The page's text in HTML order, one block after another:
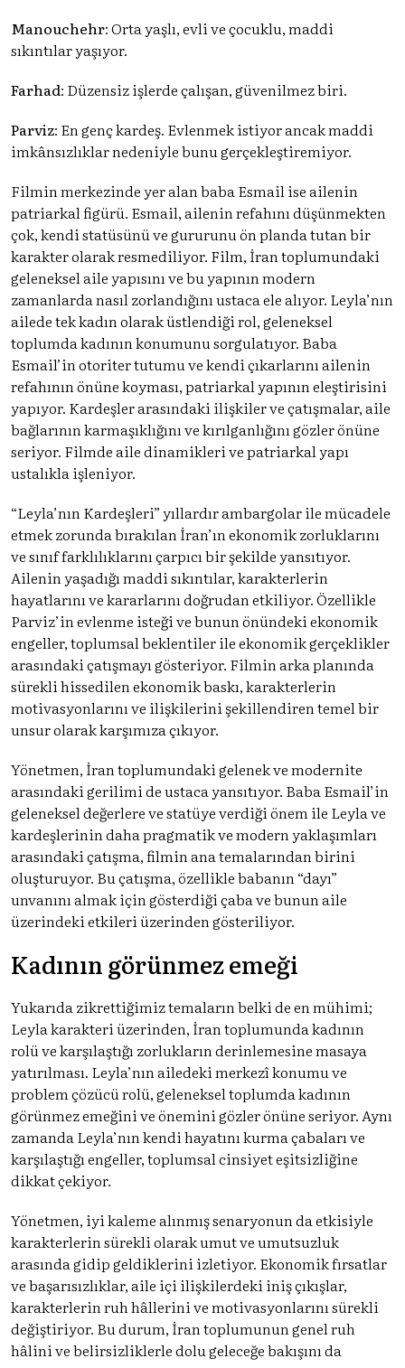
Manouchehr: Orta yaşlı, evli ve çocuklu, maddi
sıkıntılar yaşıyor.
Farhad: Düzensiz işlerde çalışan, güvenilmez biri.
Parviz: En genç kardeş. Evlenmek istiyor ancak maddi
imkânsızlıklar nedeniyle bunu gerçekleştiremiyor.
Filmin merkezinde yer alan baba Esmail ise ailenin
patriarkal figürü. Esmail, ailenin refahını düşünmekten
çok, kendi statüsünü ve gururunu ön planda tutan bir
karakter olarak resmediliyor. Film, İran toplumundaki
geleneksel aile yapısını ve bu yapının modern
zamanlarda nasıl zorlandığını ustaca ele alıyor. Leyla’nın
ailede tek kadın olarak üstlendiği rol, geleneksel
toplumda kadının konumunu sorgulatıyor. Baba
Esmail’in otoriter tutumu ve kendi çıkarlarını ailenin
refahının önüne koyması, patriarkal yapının eleştirisini
yapıyor. Kardeşler arasındaki ilişkiler ve çatışmalar, aile
bağlarının karmaşıklığını ve kırılganlığını gözler önüne
seriyor. Filmde aile dinamikleri ve patriarkal yapı
ustalıkla işleniyor.
“Leyla’nın Kardeşleri” yıllardır ambargolar ile mücadele
etmek zorunda bırakılan İran’ın ekonomik zorluklarını
ve sınıf farklılıklarını çarpıcı bir şekilde yansıtıyor.
Ailenin yaşadığı maddi sıkıntılar, karakterlerin
hayatlarını ve kararlarını doğrudan etkiliyor. Özellikle
Parviz’in evlenme isteği ve bunun önündeki ekonomik
engeller, toplumsal beklentiler ile ekonomik gerçeklikler
arasındaki çatışmayı gösteriyor. Filmin arka planında
sürekli hissedilen ekonomik baskı, karakterlerin
motivasyonlarını ve ilişkilerini şekillendiren temel bir
unsur olarak karşımıza çıkıyor.
Yönetmen, İran toplumundaki gelenek ve modernite
arasındaki gerilimi de ustaca yansıtıyor. Baba Esmail’in
geleneksel değerlere ve statüye verdiği önem ile Leyla ve
kardeşlerinin daha pragmatik ve modern yaklaşımları
arasındaki çatışma, filmin ana temalarından birini
oluşturuyor. Bu çatışma, özellikle babanın “dayı”
unvanını almak için gösterdiği çaba ve bunun aile
üzerindeki etkileri üzerinden gösteriliyor.
Kadının görünmez emeği
Yukarıda zikrettiğimiz temaların belki de en mühimi;
Leyla karakteri üzerinden, İran toplumunda kadının
rolü ve karşılaştığı zorlukların derinlemesine masaya
yatırılması. Leyla’nın ailedeki merkezî konumu ve
problem çözücü rolü, geleneksel toplumda kadının
görünmez emeğini ve önemini gözler önüne seriyor. Aynı
zamanda Leyla’nın kendi hayatını kurma çabaları ve
karşılaştığı engeller, toplumsal cinsiyet eşitsizliğine
dikkat çekiyor.
Yönetmen, iyi kaleme alınmış senaryonun da etkisiyle
karakterlerin sürekli olarak umut ve umutsuzluk
arasında gidip geldiklerini izletiyor. Ekonomik fırsatlar
ve başarısızlıklar, aile içi ilişkilerdeki iniş çıkışlar,
karakterlerin ruh hâllerini ve motivasyonlarını sürekli
değiştiriyor. Bu durum, İran toplumunun genel ruh
hâlini ve belirsizliklerle dolu geleceğe bakışını da